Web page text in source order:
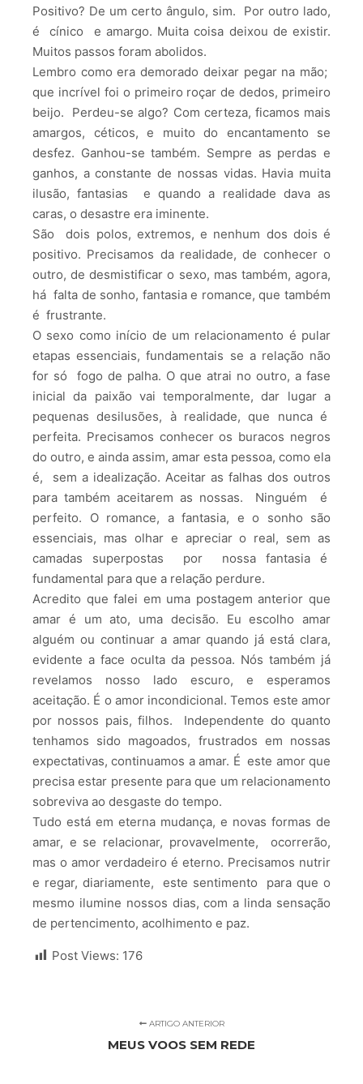
Positivo? De um certo ângulo, sim. Por outro lado,
é cínico e amargo. Muita coisa deixou de existir.
Muitos passos foram abolidos.
Lembro como era demorado deixar pegar na mão;
que incrível foi o primeiro roçar de dedos, primeiro
beijo. Perdeu-se algo? Com certeza, ficamos mais
amargos, céticos, e muito do encantamento se
desfez. Ganhou-se também. Sempre as perdas e
ganhos, a constante de nossas vidas. Havia muita
ilusão, fantasias e quando a realidade dava as
caras, o desastre era iminente.
São dois polos, extremos, e nenhum dos dois é
positivo. Precisamos da realidade, de conhecer o
outro, de desmistificar o sexo, mas também, agora,
há falta de sonho, fantasia e romance, que também
é frustrante.
O sexo como início de um relacionamento é pular
etapas essenciais, fundamentais se a relação não
for só fogo de palha. O que atrai no outro, a fase
inicial da paixão vai temporalmente, dar lugar a
pequenas desilusões, à realidade, que nunca é
perfeita. Precisamos conhecer os buracos negros
do outro, e ainda assim, amar esta pessoa, como ela
é, sem a idealização. Aceitar as falhas dos outros
para também aceitarem as nossas. Ninguém é
perfeito. O romance, a fantasia, e o sonho são
essenciais, mas olhar e apreciar o real, sem as
camadas superpostas por nossa fantasia é
fundamental para que a relação perdure.
Acredito que falei em uma postagem anterior que
amar é um ato, uma decisão. Eu escolho amar
alguém ou continuar a amar quando já está clara,
evidente a face oculta da pessoa. Nós também já
revelamos nosso lado escuro, e esperamos
aceitação. É o amor incondicional. Temos este amor
por nossos pais, filhos. Independente do quanto
tenhamos sido magoados, frustrados em nossas
expectativas, continuamos a amar. É este amor que
precisa estar presente para que um relacionamento
sobreviva ao desgaste do tempo.
Tudo está em eterna mudança, e novas formas de
amar, e se relacionar, provavelmente, ocorrerão,
mas o amor verdadeiro é eterno. Precisamos nutrir
e regar, diariamente, este sentimento para que o
mesmo ilumine nossos dias, com a linda sensação
de pertencimento, acolhimento e paz.
Post Views: 176
ARTIGO ANTERIOR
MEUS VOOS SEM REDE